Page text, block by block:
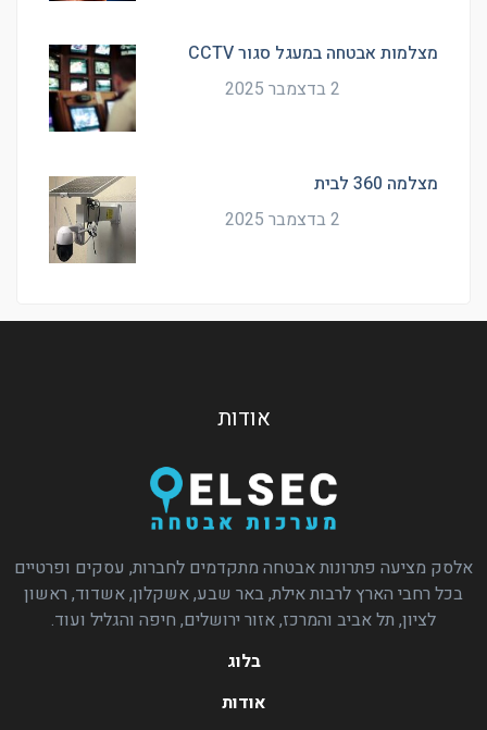
מצלמות אבטחה במעגל סגור CCTV
2 בדצמבר 2025
מצלמה 360 לבית
2 בדצמבר 2025
אודות
אלסק מציעה פתרונות אבטחה מתקדמים לחברות, עסקים ופרטיים
בכל רחבי הארץ לרבות אילת, באר שבע, אשקלון, אשדוד, ראשון
לציון, תל אביב והמרכז, אזור ירושלים, חיפה והגליל ועוד.
בלוג
אודות